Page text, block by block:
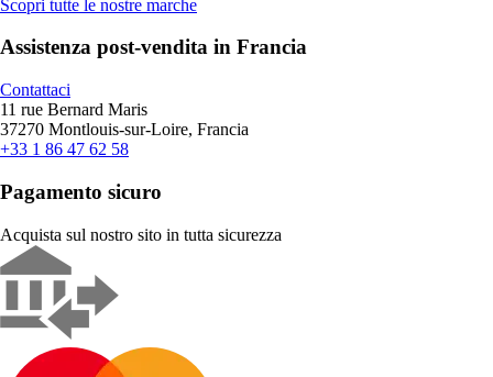
Scopri tutte le nostre marche
Assistenza post-vendita in Francia
Contattaci
11 rue Bernard Maris
37270 Montlouis-sur-Loire, Francia
+33 1 86 47 62 58
Pagamento sicuro
Acquista sul nostro sito in tutta sicurezza